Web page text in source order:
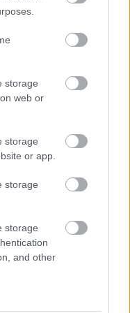
storage
web or
storage
or app.
storage
storage
and other
15 18:00